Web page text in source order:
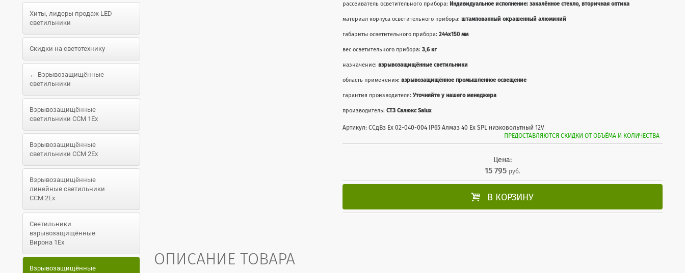
Хиты, лидеры продаж LED
светильники
Скидки на светотехнику
← Взрывозащищённые
светильники
Взрывозащищённые
светильники ССМ 1Ex
Взрывозащищённые
светильники ССМ 2Ex
Взрывозащищённые
линейные светильники
ССМ 2Ex
Светильники
взрывозащищённые
Вирона 1Ex
Взрывозащищённые
рассеиватель осветительного прибора: Индивидуальное исполнение: закалённое стекло, вторичная оптика
материал корпуса осветительного прибора: штампованный окрашенный алюминий
габариты осветительного прибора: 244x150 мм
вес осветительного прибора: 3,6 кг
назначение: взрывозащищённые светильники
область применения: взрывозащищённое промышленное освещение
гарантия производителя: Уточняйте у нашего менеджера
производитель: СТЗ Салюкс Salux
Артикул: ССдВз Ех 02-040-004 IP65 Алмаз 40 Ех SPL низковольтный 12V
ПРЕДОСТАВЛЯЮТСЯ СКИДКИ ОТ ОБЪЁМА И КОЛИЧЕСТВА
Цена:
15 795 руб.
 В КОРЗИНУ
ОПИСАНИЕ ТОВАРА